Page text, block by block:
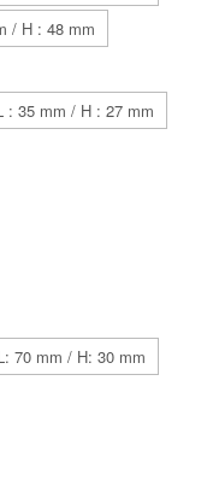
/ H : 48 mm
: 35 mm / H : 27 mm
70 mm / H: 30 mm